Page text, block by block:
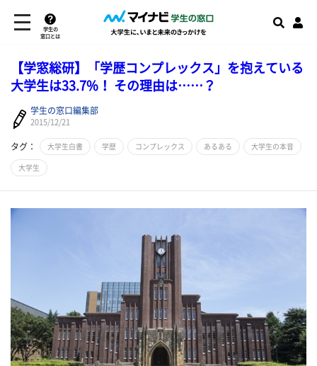
学生の
窓口とは
【学窓総研】「学歴コンプレックス」を抱えている
大学生は33.7%！ その理由は……？
学生の窓口編集部
2015/12/21
タグ： 大学生白書 学歴 コンプレックス あるある 大学生の本音
大学生